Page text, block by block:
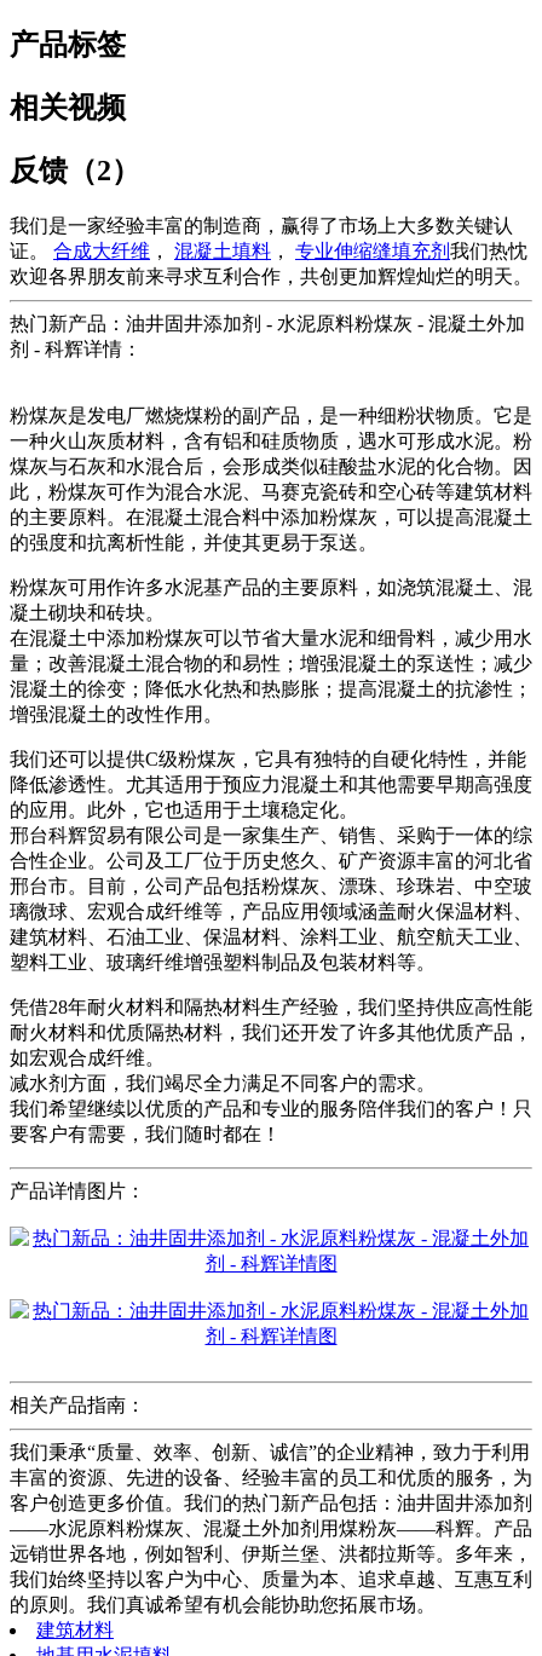
产品标签
相关视频
反馈（2）
我们是一家经验丰富的制造商，赢得了市场上大多数关键认
证。 合成大纤维 ， 混凝土填料 ， 专业伸缩缝填充剂 我们热忱
欢迎各界朋友前来寻求互利合作，共创更加辉煌灿烂的明天。
热门新产品：油井固井添加剂 - 水泥原料粉煤灰 - 混凝土外加
剂 - 科辉详情：
粉煤灰是发电厂燃烧煤粉的副产品，是一种细粉状物质。它是
一种火山灰质材料，含有铝和硅质物质，遇水可形成水泥。粉
煤灰与石灰和水混合后，会形成类似硅酸盐水泥的化合物。因
此，粉煤灰可作为混合水泥、马赛克瓷砖和空心砖等建筑材料
的主要原料。在混凝土混合料中添加粉煤灰，可以提高混凝土
的强度和抗离析性能，并使其更易于泵送。
粉煤灰可用作许多水泥基产品的主要原料，如浇筑混凝土、混
凝土砌块和砖块。
在混凝土中添加粉煤灰可以节省大量水泥和细骨料，减少用水
量；改善混凝土混合物的和易性；增强混凝土的泵送性；减少
混凝土的徐变；降低水化热和热膨胀；提高混凝土的抗渗性；
增强混凝土的改性作用。
我们还可以提供C级粉煤灰，它具有独特的自硬化特性，并能
降低渗透性。尤其适用于预应力混凝土和其他需要早期高强度
的应用。此外，它也适用于土壤稳定化。
邢台科辉贸易有限公司是一家集生产、销售、采购于一体的综
合性企业。公司及工厂位于历史悠久、矿产资源丰富的河北省
邢台市。目前，公司产品包括粉煤灰、漂珠、珍珠岩、中空玻
璃微球、宏观合成纤维等，产品应用领域涵盖耐火保温材料、
建筑材料、石油工业、保温材料、涂料工业、航空航天工业、
塑料工业、玻璃纤维增​​强塑料制品及包装材料等。
凭借28年耐火材料和隔热材料生产经验，我们坚持供应高性能
耐火材料和优质隔热材料，我们还开发了许多其他优质产品，
如宏观合成纤维。
减水剂方面，我们竭尽全力满足不同客户的需求。
我们希望继续以优质的产品和专业的服务陪伴我们的客户！只
要客户有需要，我们随时都在！
产品详情图片：
相关产品指南：
我们秉承“质量、效率、创新、诚信”的企业精神，致力于利用
丰富的资源、先进的设备、经验丰富的员工和优质的服务，为
客户创造更多价值。我们的热门新产品包括：油井固井添加剂
——水泥原料粉煤灰、混凝土外加剂用煤粉灰——科辉。产品
远销世界各地，例如智利、伊斯兰堡、洪都拉斯等。多年来，
我们始终坚持以客户为中心、质量为本、追求卓越、互惠互利
的原则。我们真诚希望有机会能协助您拓展市场。
建筑材料